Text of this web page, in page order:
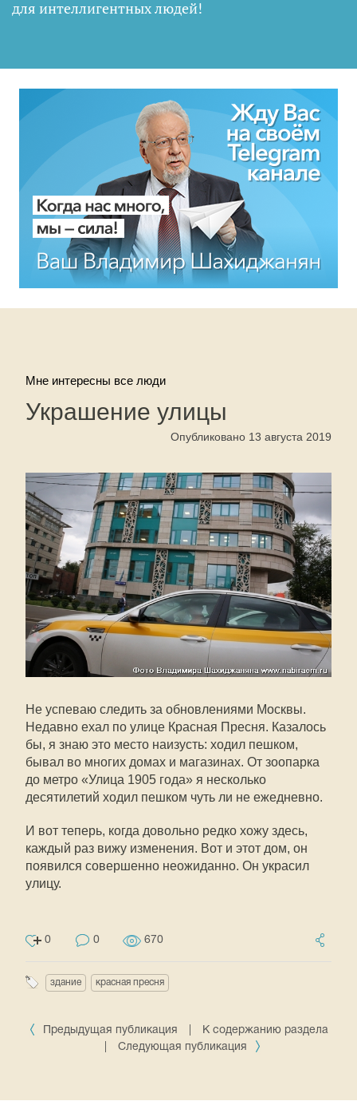
для интеллигентных людей!
Мне интересны все люди
Украшение улицы
Опубликовано 13 августа 2019
Не успеваю следить за обновлениями Москвы.
Недавно ехал по улице Красная Пресня. Казалось
бы, я знаю это место наизусть: ходил пешком,
бывал во многих домах и магазинах. От зоопарка
до метро «Улица 1905 года» я несколько
десятилетий ходил пешком чуть ли не ежедневно.
И вот теперь, когда довольно редко хожу здесь,
каждый раз вижу изменения. Вот и этот дом, он
появился совершенно неожиданно. Он украсил
улицу.
0 0 670
здание красная пресня
Предыдущая публикация
К содержанию раздела
Следующая публикация